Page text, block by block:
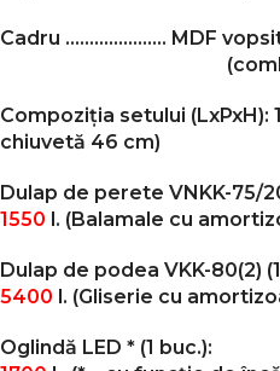
Cadru ………………… MDF
Compoziția setului (LxPxH):
chiuvetă 46 cm)
Dulap de perete VNKK-75/
1550 l. (Balamale cu
Dulap de podea VKK-80(2)
5400 l. (Gliserie cu
Oglindă LED * (1